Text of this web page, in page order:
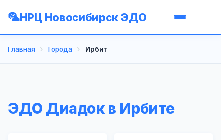
НРЦ Новосибирск ЭДО
Главная Города Ирбит
ЭДО Диадок в Ирбите